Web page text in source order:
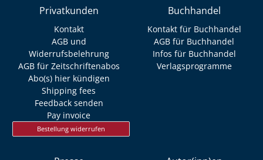
Privatkunden
Kontakt
AGB und
Widerrufsbelehrung
AGB für Zeitschriftenabos
Abo(s) hier kündigen
Shipping fees
Feedback senden
Pay invoice
Bestellung widerrufen
Buchhandel
Kontakt für Buchhandel
AGB für Buchhandel
Infos für Buchhandel
Verlagsprogramme